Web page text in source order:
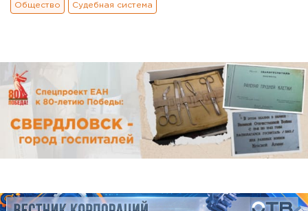
Общество Судебная система